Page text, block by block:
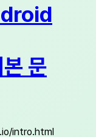
문
intro.html